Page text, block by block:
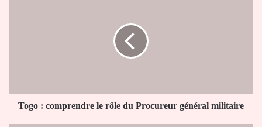
militaire
Togo : comprendre le rôle du Procureur général militaire